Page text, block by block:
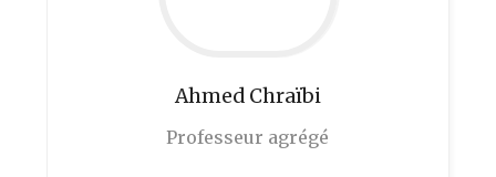
Ahmed Chraïbi
Professeur agrégé